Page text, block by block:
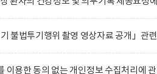
기 불법투기행위 촬영 영상자료 공개」관
이용한 동의 없는 개인정보 수집처리에